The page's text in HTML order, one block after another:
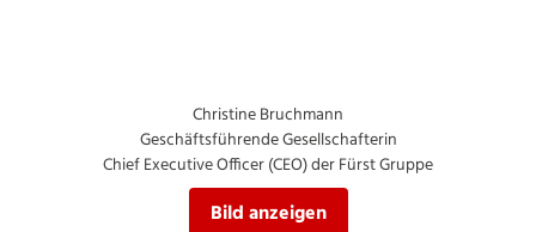
Christine Bruchmann
Geschäftsführende Gesellschafterin
Chief Executive Officer (CEO) der Fürst Gruppe
Bild anzeigen